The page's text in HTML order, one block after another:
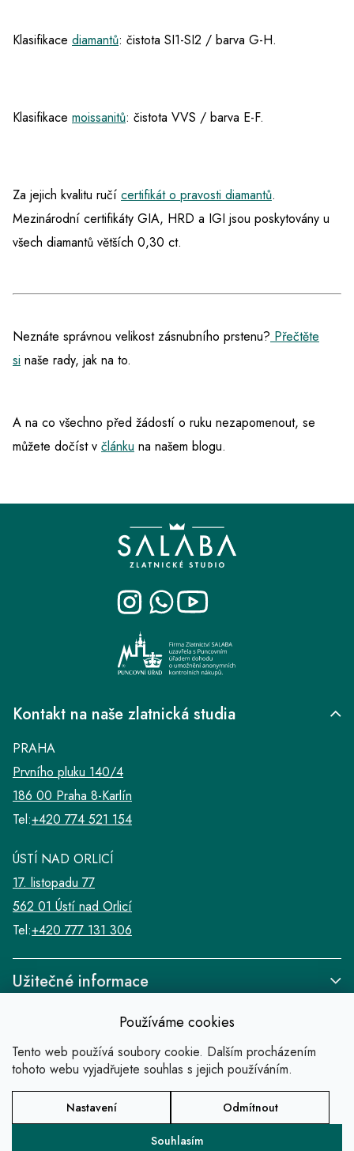
Používáme cookies
Tento web používá soubory cookie. Dalším procházením
tohoto webu vyjadřujete souhlas s jejich používáním.
Odmítnout
Souhlasím
Nastavení
Klasifikace diamantů: čistota SI1-SI2 / barva G-H.
Klasifikace moissanitů: čistota VVS / barva E-F.
Za jejich kvalitu ručí certifikát o pravosti diamantů.
Mezinárodní certifikáty GIA, HRD a IGI jsou poskytovány u
všech diamantů větších 0,30 ct.
Neznáte správnou velikost zásnubního prstenu? Přečtěte
si naše rady, jak na to.
A na co všechno před žádostí o ruku nezapomenout, se
můžete dočíst v článku na našem blogu.
Užitečné informace
Kontakt na naše zlatnická studia
PRAHA
Prvního pluku 140/4
186 00 Praha 8-Karlín
Tel:+420 774 521 154
ÚSTÍ NAD ORLICÍ
17. listopadu 77
562 01 Ústí nad Orlicí
Tel:+420 777 131 306
Copyright 2026SALABA zlatnické studio.
Všechna práva vyhrazena.